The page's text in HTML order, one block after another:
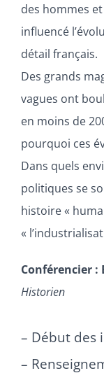
des hommes
influencé
détail français.
Des grands
vagues ont
en moins de
pourquoi ces
Dans quels
politiques se
histoire «
«
Conférencier :
Historien
– Début des
–